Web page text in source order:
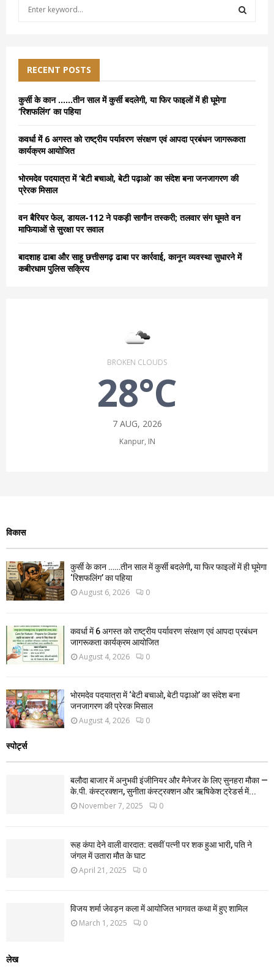
f
o
r
RECENT POSTS
कुर्सी के कान ……तीन साल में कुर्सी बदलेगी, या फिर फाइलों में ही घूमेगा
‘रिशफलिंग’ का पहिया
कवर्धा में 6 अगस्त को राष्ट्रीय पर्यावरण संरक्षण एवं आपदा प्रबंधन जागरूकता
कार्यक्रम आयोजित
भोरमदेव पदयात्रा में ‘बेटी बचाओ, बेटी पढ़ाओ’ का संदेश बना जनजागरण की
प्रेरक मिसाल
वन बैरियर फेल, डायल-112 ने पकड़ी सागौन तस्करी; तलवार संग घूमते वन
माफियाओं से सुरक्षा पर सवाल
बादशाह ढाबा और साहू छत्तीसगढ़ ढाबा पर कार्रवाई, कानून व्यवस्था सुधारने में
कबीरधाम पुलिस सक्रिय
BROKEN CLOUDS
28°C
7 AUG, 2026
Kanpur, IN
विकास
कुर्सी के कान ……तीन साल में कुर्सी बदलेगी, या फिर फाइलों में ही घूमेगा
‘रिशफलिंग’ का पहिया
August 6, 2026 0
कवर्धा में 6 अगस्त को राष्ट्रीय पर्यावरण संरक्षण एवं आपदा प्रबंधन
जागरूकता कार्यक्रम आयोजित
August 4, 2026 0
भोरमदेव पदयात्रा में ‘बेटी बचाओ, बेटी पढ़ाओ’ का संदेश बना
जनजागरण की प्रेरक मिसाल
August 4, 2026 0
स्पोर्ट्स
बलौदा बाजार में अनुभवी इंजीनियर और मैनेजर के लिए सुनहरा मौका —
के.पी. कंस्ट्रक्शन, सुनीता कंस्ट्रक्शन और ऋषिकेश ट्रेडर्स में...
November 7, 2025 0
रूह कंपा देने वाली वारदात: दसवीं पत्नी पर शक हुआ भारी, पति ने
जंगल में उतारा मौत के घाट
April 21, 2025 0
विजय शर्मा जेवड़न कला में आयोजित भागवत कथा में हुए शामिल
March 1, 2025 0
लेख